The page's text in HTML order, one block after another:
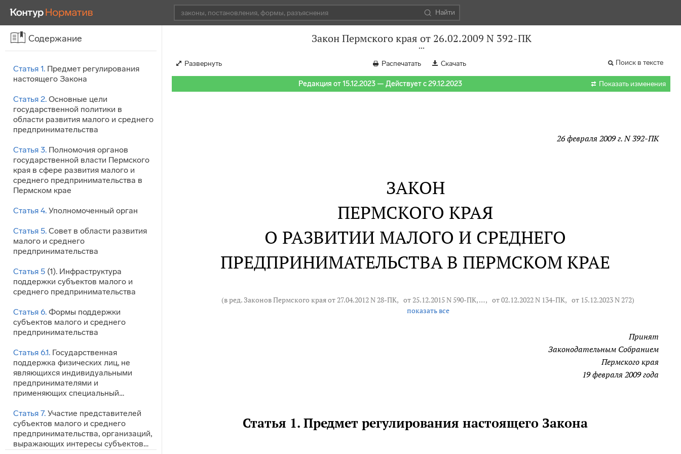
Найти
Содержание
Статья 1. Предмет регулирования
настоящего Закона
Статья 2. Основные цели
государственной политики в
области развития малого и среднего
предпринимательства
Статья 3. Полномочия органов
государственной власти Пермского
края в сфере развития малого и
среднего предпринимательства в
Пермском крае
Статья 4. Уполномоченный орган
Статья 5. Совет в области развития
малого и среднего
предпринимательства
Статья 5 (1). Инфраструктура
поддержки субъектов малого и
среднего предпринимательства
Статья 6. Формы поддержки
субъектов малого и среднего
предпринимательства
Статья 6.1. Государственная
поддержка физических лиц, не
являющихся индивидуальными
предпринимателями и
применяющих специальный…
Статья 7. Участие представителей
субъектов малого и среднего
предпринимательства, организаций,
выражающих интересы субъектов…
Закон Пермского края от 26.02.2009 N 392-ПК
Развернуть Распечатать Скачать Поиск в тексте
Редакция от 15.12.2023 — Действует с 29.12.2023  Показать изменения
26 февраля 2009 г. N 392-ПК
ЗАКОН
ПЕРМСКОГО КРАЯ
О РАЗВИТИИ МАЛОГО И СРЕДНЕГО
ПРЕДПРИНИМАТЕЛЬСТВА В ПЕРМСКОМ КРАЕ
(в ред. Законов Пермского края от 27.04.2012 N 28-ПК, от 25.12.2015 N 590-ПК, … , от 02.12.2022 N 134-ПК, от 15.12.2023 N 272)
показать все
Принят
Законодательным Собранием
Пермского края
19 февраля 2009 года
Статья 1. Предмет регулирования настоящего Закона